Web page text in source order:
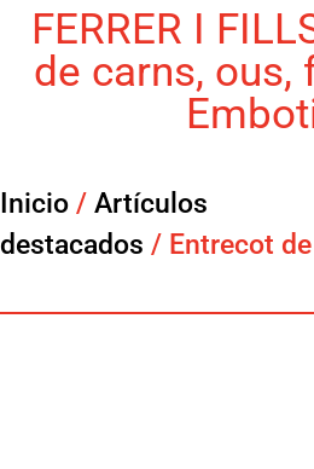
FERRER I
de carns, ous,
Inicio / Artículos
destacados / Entrecot